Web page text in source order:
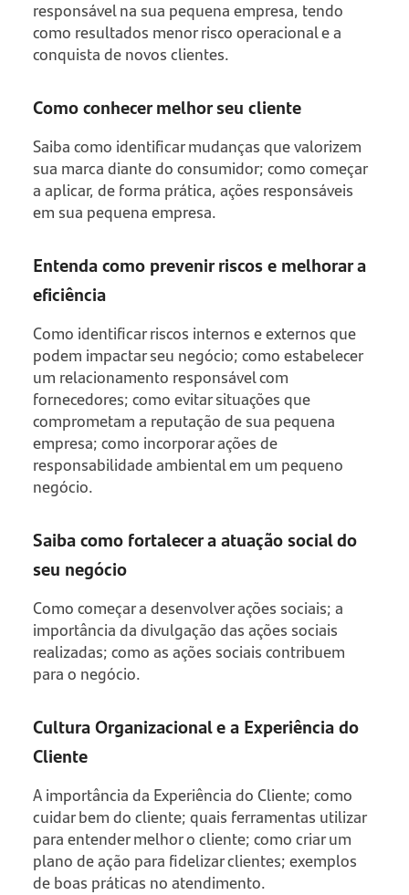
responsável na sua pequena empresa, tendo
como resultados menor risco operacional e a
conquista de novos clientes.
Como conhecer melhor seu cliente
Saiba como identificar mudanças que valorizem
sua marca diante do consumidor; como começar
a aplicar, de forma prática, ações responsáveis
em sua pequena empresa.
Entenda como prevenir riscos e melhorar a
eficiência
Como identificar riscos internos e externos que
podem impactar seu negócio; como estabelecer
um relacionamento responsável com
fornecedores; como evitar situações que
comprometam a reputação de sua pequena
empresa; como incorporar ações de
responsabilidade ambiental em um pequeno
negócio.
Saiba como fortalecer a atuação social do
seu negócio
Como começar a desenvolver ações sociais; a
importância da divulgação das ações sociais
realizadas; como as ações sociais contribuem
para o negócio.
Cultura Organizacional e a Experiência do
Cliente
A importância da Experiência do Cliente; como
cuidar bem do cliente; quais ferramentas utilizar
para entender melhor o cliente; como criar um
plano de ação para fidelizar clientes; exemplos
de boas práticas no atendimento.